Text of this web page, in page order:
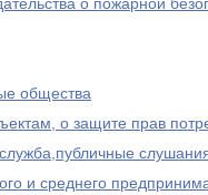
общества
о защите прав
и среднего